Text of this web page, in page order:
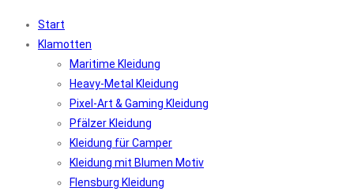
Start
Klamotten
Maritime Kleidung
Heavy-Metal Kleidung
Pixel-Art & Gaming Kleidung
Pfälzer Kleidung
Kleidung für Camper
Kleidung mit Blumen Motiv
Flensburg Kleidung